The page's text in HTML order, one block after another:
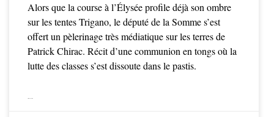
Alors que la course à l’Élysée profile déjà son ombre
sur les tentes Trigano, le député de la Somme s’est
offert un pèlerinage très médiatique sur les terres de
Patrick Chirac. Récit d’une communion en tongs où la
lutte des classes s’est dissoute dans le pastis.